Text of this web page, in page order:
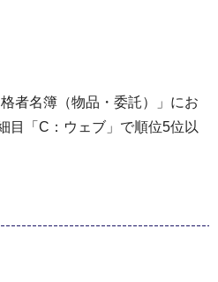
者名簿（物品・委託）」にお
目「C：ウェブ」で順位5位以